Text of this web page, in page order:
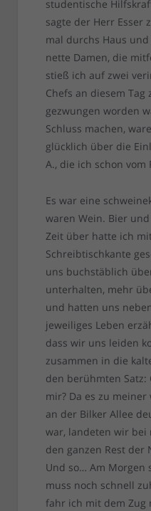
studentische
sagte der Herr Esser
mal durchs Haus
nette Damen, die
stieß ich auf zwei
Chefs an diesem
gezwungen worden
Schluss machen,
glücklich über die
A., die ich schon
Es war eine
waren Wein. Bier
Zeit über hatte ich
Schreibtischkante
uns buchstäblich
unterhalten, mehr
und hatten uns
jeweiliges Leben
dass wir uns leiden
zusammen in die
den berühmten
mir? Da es zu
an der Bilker Allee
war, landeten wir
den ganzen Rest der
Und so… Am Morgen
muss noch schnell
fahr ich mit dem Zug